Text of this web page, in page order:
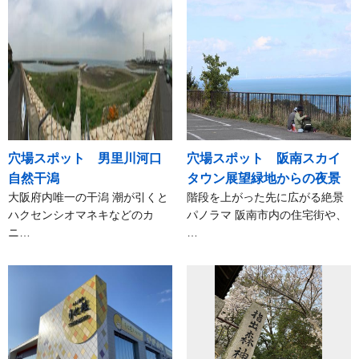
穴場スポット 男里川河口
自然干潟
大阪府内唯一の干潟 潮が引くと
ハクセンシオマネキなどのカ
ニ…
穴場スポット 阪南スカイ
タウン展望緑地からの夜景
階段を上がった先に広がる絶景
パノラマ 阪南市内の住宅街や、